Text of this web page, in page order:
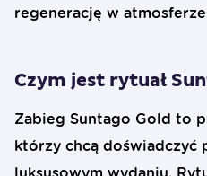
regenerację w
Czym jest rytuał
Zabieg Suntago Gold to
którzy chcą doświadczyć